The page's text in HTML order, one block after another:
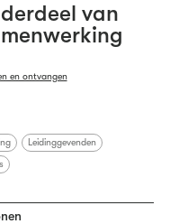
van
en ontvangen
Leidinggevenden